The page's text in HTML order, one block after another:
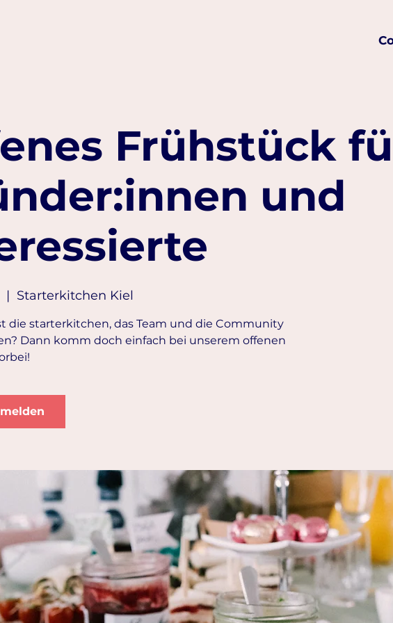
Frühstück
und
|
Starterkitchen Kiel
die starterkitchen, das Team und die Community
Dann komm doch einfach bei unserem offenen